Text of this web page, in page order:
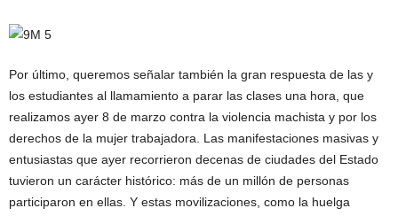
Por último, queremos señalar también la gran respuesta de las y
los estudiantes al llamamiento a parar las clases una hora, que
realizamos ayer 8 de marzo contra la violencia machista y por los
derechos de la mujer trabajadora. Las manifestaciones masivas y
entusiastas que ayer recorrieron decenas de ciudades del Estado
tuvieron un carácter histórico: más de un millón de personas
participaron en ellas. Y estas movilizaciones, como la huelga